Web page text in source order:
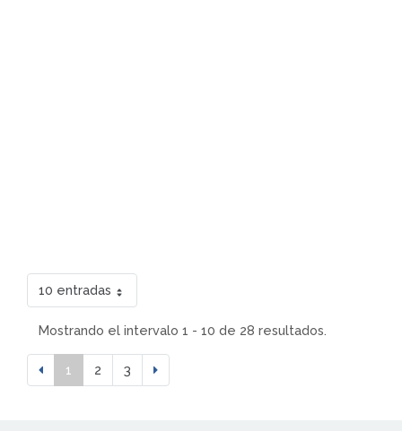
10 entradas
Mostrando el intervalo 1 - 10 de 28 resultados.
1 2 3